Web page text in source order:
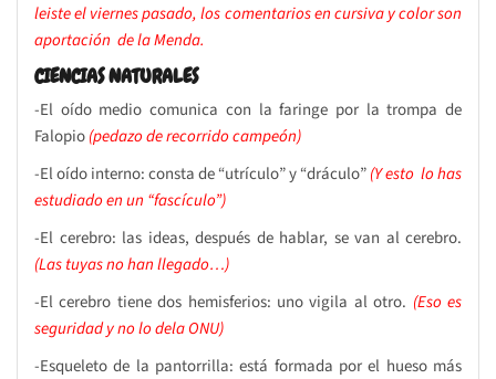
leiste el viernes pasado, los comentarios en cursiva y color son
aportación de la Menda.
CIENCIAS NATURALES
-El oído medio comunica con la faringe por la trompa de
Falopio(pedazo de recorrido campeón)
-El oído interno: consta de “utrículo” y “dráculo”(Y esto lo has
estudiado en un “fascículo”)
-El cerebro: las ideas, después de hablar, se van al cerebro.
(Las tuyas no han llegado…)
-El cerebro tiene dos hemisferios: uno vigila al otro. (Eso es
seguridad y no lo dela ONU)
-Esqueleto de la pantorrilla: está formada por el hueso más